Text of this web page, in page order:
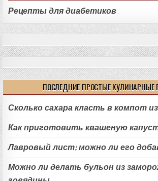
Рецепты для диабетиков
ПОСЛЕДНИЕ ПРОСТЫЕ КУЛИНАРНЫЕ
Сколько сахара класть в компот
Как приготовить квашеную
Лавровый лист: можно ли его
Можно ли делать бульон из